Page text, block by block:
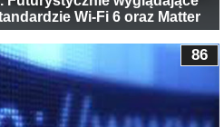
Wi-Fi 6 oraz Matter
86